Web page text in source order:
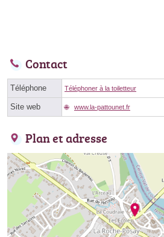
Contact
Téléphone Téléphoner à la toiletteur
Site web www.la-pattounet.fr
Plan et adresse